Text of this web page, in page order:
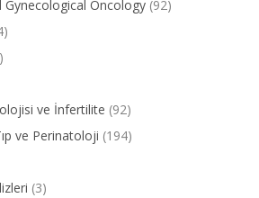
Gynecological Oncology (92)
ve İnfertilite (92)
ve Perinatoloji (194)
(3)